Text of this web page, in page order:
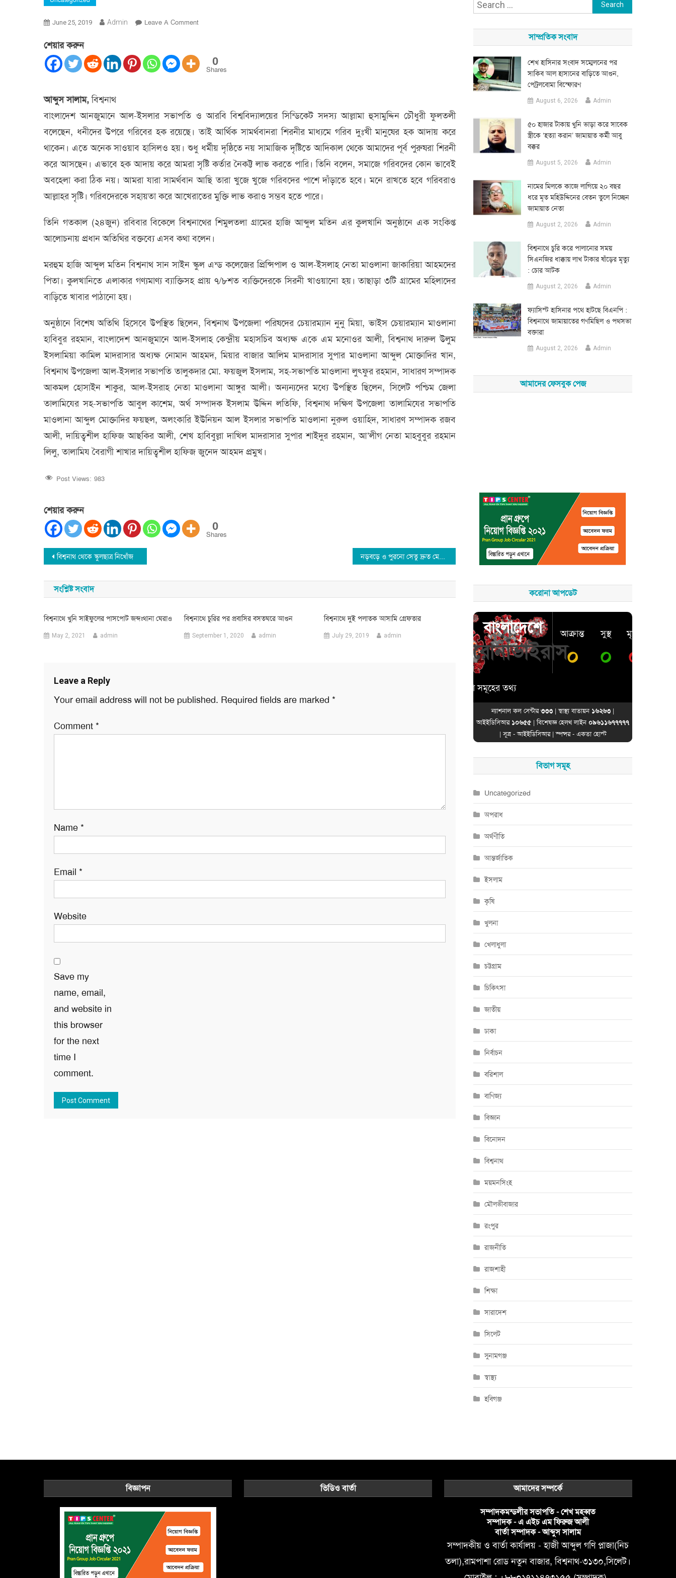
June 25, 2019 Admin Leave A CommentOn
গরিবের
হক
চৌধুরী
শেয়ার করুন
0
Shares
আব্দুস সালাম,বিশ্বনাথ
বাংলাদেশ আনজুমানে আল-ইসলার সভাপতি ও আরবি বিশ্ববিদ্যালয়ের সিন্ডিকেট সদস্য আল্লামা হুসামুদ্দিন চৌধুরী ফুলতলী
বলেছেন, ধনীদের উপরে গরিবের হক রয়েছে। তাই আর্থিক সামর্থবানরা শিরনীর মাধ্যমে গরিব দুঃখী মানুষের হক আদায় করে
থাকেন। এতে অনেক সাওয়াব হাসিলও হয়। শুধু ধর্মীয় দৃষ্ঠিতে নয় সামাজিক দৃষ্টিতে আদিকাল থেকে আমাদের পূর্ব পুরুষরা শিরনী
করে আসছেন। এভাবে হক আদায় করে আমরা সৃষ্টি কর্তার নৈকট্ট লাভ করতে পারি। তিনি বলেন, সমাজে গরিবদের কোন ভাবেই
অবহেলা করা ঠিক নয়। আমরা যারা সামর্থবান আছি তারা খুজে খুজে গরিবদের পাশে দাঁড়াতে হবে। মনে রাখতে হবে গরিবরাও
আল্লাহর সৃষ্টি। গরিবদেরকে সহায়তা করে আখেরাতের মুক্তি লাভ করাও সম্ভব হতে পারে।
তিনি গতকাল (২৪জুন) রবিবার বিকেলে বিশ্বনাথের শিমুলতলা গ্রামের হাজি আব্দুল মতিন এর কুলখানি অনুষ্ঠানে এক সংকিপ্ত
আলোচনায় প্রধান অতিথির বক্তব্যে এসব কথা বলেন।
মরহুম হাজি আব্দুল মতিন বিশ্বনাথ সান সাইন স্কুল এন্ড কলেজের প্রিন্সিপাল ও আল-ইসলাহ নেতা মাওলানা জাকারিয়া আহমদের
পিতা। কুলখানিতে এলাকার গণ্যমাণ্য ব্যাক্তিসহ প্রায় ৭/৮শত ব্যক্তিদেরকে সিরনী খাওয়ানো হয়। তাছাড়া ৩টি গ্রামের মহিলাদের
বাড়িতে খাবার পাঠানো হয়।
অনুষ্ঠানে বিশেষ অতিথি হিসেবে উপস্থিত ছিলেন, বিশ্বনাথ উপজেলা পরিষদের চেয়ারম্যান নুনু মিয়া, ভাইস চেয়ারম্যান মাওলানা
হাবিবুর রহমান, বাংলাদেশ আনজুমানে আল-ইসলাহ কেন্দ্রীয় মহাসচিব অধ্যক্ষ একে এম মনোওর আলী, বিশ্বনাথ দারুল উলুম
ইসলামিয়া কামিল মাদরাসার অধ্যক্ষ নোমান আহমদ, মিয়ার বাজার আলিম মাদরাসার সুপার মাওলানা আব্দুল মোক্তাদির খান,
বিশ্বনাথ উপজেলা আল-ইসলার সভাপতি তালুকদার মো. ফয়জুল ইসলাম, সহ-সভাপতি মাওলানা লুৎফুর রহমান, সাধারণ সম্পাদক
আকমল হোসাইন শাকুর, আল-ইসরাহ নেতা মাওলানা আঙ্গুর আলী। অন্যন্যদের মধ্যে উপস্থিত ছিলেন, সিলেট পশ্চিম জেলা
তালামিযের সহ-সভাপতি আবুল কাশেম, অর্থ সম্পাদক ইসলাম উদ্দিন লতিফি, বিশ্বনাথ দক্ষিণ উপজেলা তালামিযের সভাপতি
মাওলানা আব্দুল মোক্তাদির ফয়ছল, অলংকারি ইউনিয়ন আল ইসলার সভাপতি মাওলানা নুরুল ওয়াহিদ, সাধারণ সম্পাদক রজব
আলী, দায়িত্বশীল হাফিজ আছকির আলী, শেখ হাবিবুল্লা দাখিল মাদরাসার সুপার শাইদুর রহমান, আ’লীগ নেতা মাহবুবুর রহমান
লিলু, তালামিয বৈরাগী শাখার দায়িত্বশীল হাফিজ জুনেদ আহমদ প্রমুখ।
Post Views: 983
শেয়ার করুন
0
Shares
Post
navigation
বিশ্বনাথ থেকে স্কুলছাত্র নিখোঁজ নড়বড়ে ও পুরনো সেতু দ্রুত মেরামতের নির্দেশ : প্রধানমন্ত্রী
সংশ্লিষ্ট সংবাদ
বিশ্বনাথে খুনি সাইফুলের পাসপোট জব্দঃথানা ঘেরাও
May 2, 2021 admin
বিশ্বনাথে চুরির পর প্রবাসির বসতঘরে আগুন
September 1, 2020 admin
বিশ্বনাথে দুই পলাতক আসামি গ্রেফতার
July 29, 2019 admin
Leave a Reply
Your email address will not be published. Required fields are marked *
Comment *
Name *
Email *
Website
Save my
name, email,
and website in
this browser
for the next
time I
comment.
Search
সাম্প্রতিক সংবাদ
শেখ হাসিনার সংবাদ সম্মেলনের পর
সাকিব আল হাসানের বাড়িতে আগুন,
পেট্রলবোমা বিস্ফোরণ
August 6, 2026 Admin
৫০ হাজার টাকায় খুনি ভাড়া করে সাবেক
স্ত্রীকে ‘হত্যা করান’ জামায়াত কর্মী আবু
বক্কর
August 5, 2026 Admin
নামের মিলকে কাজে লাগিয়ে ২০ বছর
ধরে মৃত মহিউদ্দিনের বেতন তুলে নিচ্ছেন
জামায়াত নেতা
August 2, 2026 Admin
‎বিশ্বনাথে চুরি করে পালানোর সময়
সিএনজির ধাক্কায় লাখ টাকার ষাঁড়ের মৃত্যু
: চোর আটক
August 2, 2026 Admin
‎ফ্যাসিস্ট হাসিনার পথে হাটছে বিএনপি :
বিশ্বনাথে জামায়াতের গণমিছিল ও পথসভা
বক্তারা
August 2, 2026 Admin
আমাদের ফেসবুক পেজ
করোনা আপডেট
বাংলাদেশে
করোনাভাইরাস
আক্রান্ত
০
সুস্থ
০
মৃত্যু
০
জেলা সমূহের তথ্য
ন্যাশনাল কল সেন্টার৩৩৩ | স্বাস্থ্য বাতায়ন ১৬২৬৩ |
আইইডিসিআর ১০৬৫৫| বিশেষজ্ঞ হেলথ লাইন০৯৬১১৬৭৭৭৭৭
| সূত্র -আইইডিসিআর| স্পন্সর - একতা হোস্ট
বিভাগ সমূহ
Uncategorized
অপরাধ
অর্থণীতি
আন্তর্জাতিক
ইসলাম
কৃষি
খুলনা
খেলাধুলা
চট্টগ্রাম
চিকিৎসা
জাতীয়
ঢাকা
নির্বাচন
বরিশাল
বাণিজ্য
বিজ্ঞান
বিনোদন
বিশ্বনাথ
ময়মনসিংহ
মৌলভীবাজার
রংপুর
রাজনীতি
রাজশাহী
শিক্ষা
সারাদেশ
সিলেট
সুনামগঞ্জ
স্বাস্থ্য
হবিগঞ্জ
বিজ্ঞাপন ভিডিও বার্তা আমাদের সম্পর্কে
সম্পাদকমন্ডলীর সভাপতি - শেখ মহব্বত
সম্পাদক - এ এইচ এম ফিরুজ আলী
বার্তা সম্পাদক - আব্দুস সালাম
সম্পাদকীয় ও বার্তা কার্যালয় - হাজী আব্দুল গণি প্লাজা(নিচ
তলা),রামপাশা রোড নতুন বাজার, বিশ্বনাথ-৩১৩০,সিলেট।